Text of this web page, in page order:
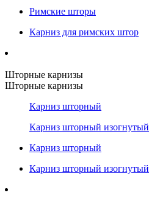
Римские шторы
Карниз для римских штор
Шторные карнизы
Шторные карнизы
Карниз шторный
Карниз шторный изогнутый
Карниз шторный
Карниз шторный изогнутый